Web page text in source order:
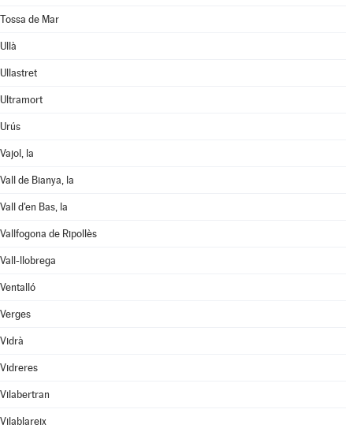
Tossa de Mar
Ullà
Ullastret
Ultramort
Urús
Vajol, la
Vall de Bianya, la
Vall d'en Bas, la
Vallfogona de Ripollès
Vall-llobrega
Ventalló
Verges
Vidrà
Vidreres
Vilabertran
Vilablareix